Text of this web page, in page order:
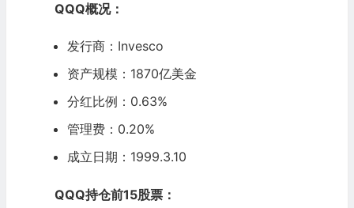
QQQ概况：
发行商：Invesco
资产规模：1870亿美金
分红比例：0.63%
管理费：0.20%
成立日期：1999.3.10
QQQ持仓前15股票：